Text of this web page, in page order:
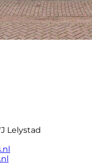
Lelystad